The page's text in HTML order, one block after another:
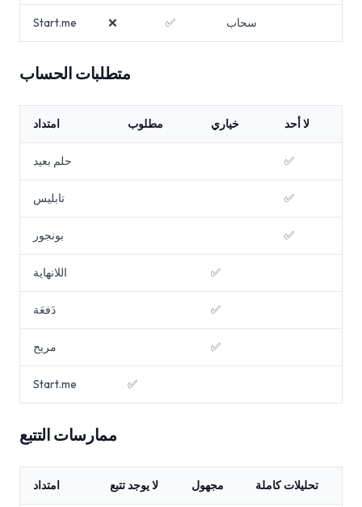
Start.me ❌ ✅ سحاب
متطلبات الحساب
امتداد مطلوب خياري لا أحد
حلم بعيد ✅
تابليس ✅
بونجور ✅
اللانهاية ✅
دَفعَة ✅
مريح ✅
Start.me ✅
ممارسات التتبع
امتداد لا يوجد تتبع مجهول تحليلات كاملة